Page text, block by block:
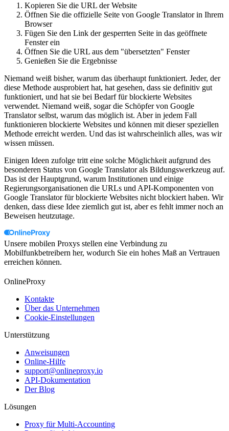
Kopieren Sie die URL der Website
Öffnen Sie die offizielle Seite von Google Translator in Ihrem
Browser
Fügen Sie den Link der gesperrten Seite in das geöffnete
Fenster ein
Öffnen Sie die URL aus dem "übersetzten" Fenster
Genießen Sie die Ergebnisse
Niemand weiß bisher, warum das überhaupt funktioniert. Jeder, der
diese Methode ausprobiert hat, hat gesehen, dass sie definitiv gut
funktioniert, und hat sie bei Bedarf für blockierte Websites
verwendet. Niemand weiß, sogar die Schöpfer von Google
Translator selbst, warum das möglich ist. Aber in jedem Fall
funktionieren blockierte Websites und können mit dieser speziellen
Methode erreicht werden. Und das ist wahrscheinlich alles, was wir
wissen müssen.
Einigen Ideen zufolge tritt eine solche Möglichkeit aufgrund des
besonderen Status von Google Translator als Bildungswerkzeug auf.
Das ist der Hauptgrund, warum Institutionen und einige
Regierungsorganisationen die URLs und API-Komponenten von
Google Translator für blockierte Websites nicht blockiert haben. Wir
denken, dass diese Idee ziemlich gut ist, aber es fehlt immer noch an
Beweisen heutzutage.
Unsere mobilen Proxys stellen eine Verbindung zu
Mobilfunkbetreibern her, wodurch Sie ein hohes Maß an Vertrauen
erreichen können.
OnlineProxy
Kontakte
Über das Unternehmen
Cookie-Einstellungen
Unterstützung
Anweisungen
Online-Hilfe
support@onlineproxy.io
API-Dokumentation
Der Blog
Lösungen
Proxy für Multi-Accounting